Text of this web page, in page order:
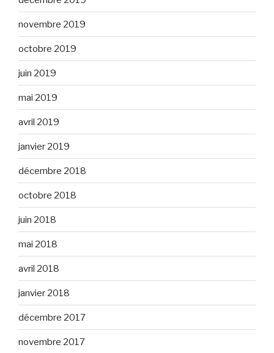
novembre 2019
octobre 2019
juin 2019
mai 2019
avril 2019
janvier 2019
décembre 2018
octobre 2018
juin 2018
mai 2018
avril 2018
janvier 2018
décembre 2017
novembre 2017